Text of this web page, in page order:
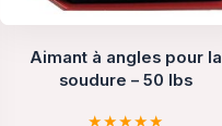
Aimant à angles pour la
soudure – 50 lbs